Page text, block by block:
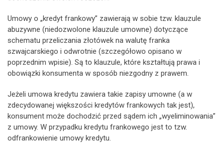
Umowy o „kredyt frankowy” zawierają w sobie tzw. klauzule
abuzywne (niedozwolone klauzule umowne) dotyczące
schematu przeliczania złotówek na walutę franka
szwajcarskiego i odwrotnie (szczegółowo opisano w
poprzednim wpisie). Są to klauzule, które kształtują prawa i
obowiązki konsumenta w sposób niezgodny z prawem.
Jeżeli umowa kredytu zawiera takie zapisy umowne (a w
zdecydowanej większości kredytów frankowych tak jest),
konsument może dochodzić przed sądem ich „wyeliminowania”
z umowy. W przypadku kredytu frankowego jest to tzw.
odfrankowienie umowy kredytu.